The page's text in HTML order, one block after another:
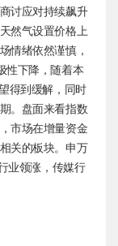
讨应对持续飙升
然气设置价格上
情绪依然谨慎，
性下降，随着本
得到缓解，同时
。盘面来看指数
市场在增量资金
关的板块。申万
业领涨，传媒行